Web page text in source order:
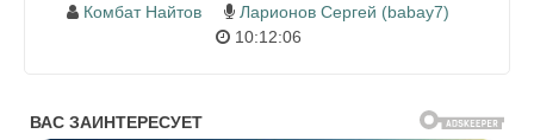
Комбат Найтов
Ларионов Сергей (babay7)
10:12:06